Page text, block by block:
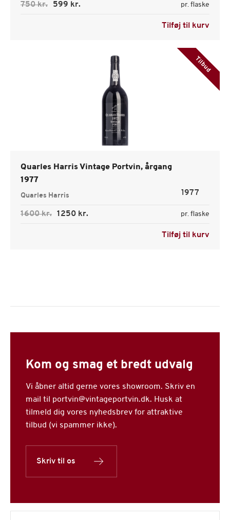
750 kr. 599 kr. pr. flaske
Tilføj til kurv
Tilbud
Quarles Harris Vintage Portvin, årgang
1977
Quarles Harris 1977
1600 kr. 1250 kr. pr. flaske
Tilføj til kurv
Kom og smag et bredt udvalg
Vi åbner altid gerne vores showroom. Skriv en
mail til portvin@vintageportvin.dk. Husk at
tilmeld dig vores nyhedsbrev for attraktive
tilbud (vi spammer ikke).
Skriv til os